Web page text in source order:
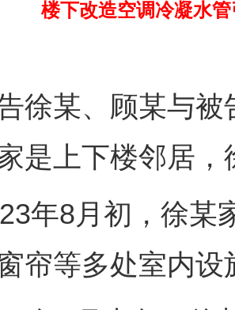
楼下改造空调冷凝水
某、顾某与被
是上下楼邻居
8月初，徐某
帘等多处室内